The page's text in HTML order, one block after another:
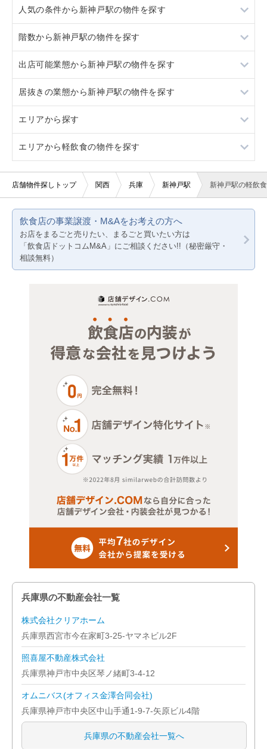
県庁前
神戸三宮
県庁前
人気の条件から新神戸駅の物件を探す
居抜き
スケルトン
駐車場あり
看板取り付け可
20坪以下
賃料10万円以下
階数から新神戸駅の物件を探す
地下
1階
2階
3階以上
出店可能業態から新神戸駅の物件を探す
重飲食
軽飲食
バー・クラブ
美容室・理容室
医療・歯科・クリニック
物販・小売
居抜きの業態から新神戸駅の物件を探す
カフェ
クリニック
その他店舗物件
エリアから探す
大阪
京都
エリアから軽飲食の物件を探す
大阪
兵庫
店舗物件探しトップ 関西 兵庫 新神戸駅 新神戸駅の軽飲
飲食店の事業譲渡・M&Aをお考えの方へ
お店をまるごと売りたい、まるごと買いたい方は
「飲食店ドットコムM&A」にご相談ください!!（秘密厳守・
相談無料）
兵庫県の不動産会社一覧
株式会社クリアホーム
兵庫県西宮市今在家町3-25-ヤマネビル2F
照喜屋不動産株式会社
兵庫県神戸市中央区琴ノ緒町3-4-12
オムニバス(オフィス金澤合同会社)
兵庫県神戸市中央区中山手通1-9-7-矢原ビル4階
兵庫県の不動産会社一覧へ